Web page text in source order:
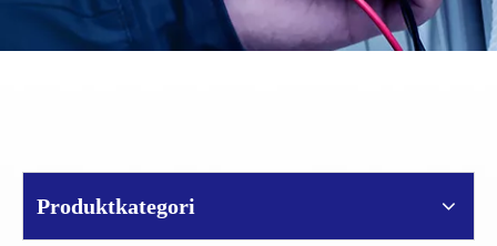
Produktkategori